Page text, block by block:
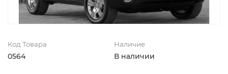
Код Товара
0564
Наличие
В наличии